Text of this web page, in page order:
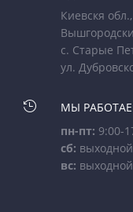
Киевскя обл.,
с. Старые
ул.

МЫ
пн-пт: 9:00-
сб: выходной
вс: выходной